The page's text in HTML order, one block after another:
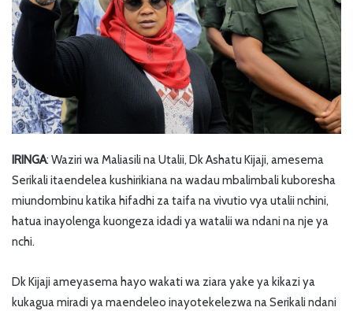
IRINGA: Waziri wa Maliasili na Utalii, Dk Ashatu Kijaji, amesema
Serikali itaendelea kushirikiana na wadau mbalimbali kuboresha
miundombinu katika hifadhi za taifa na vivutio vya utalii nchini,
hatua inayolenga kuongeza idadi ya watalii wa ndani na nje ya
nchi.
Dk Kijaji ameyasema hayo wakati wa ziara yake ya kikazi ya
kukagua miradi ya maendeleo inayotekelezwa na Serikali ndani